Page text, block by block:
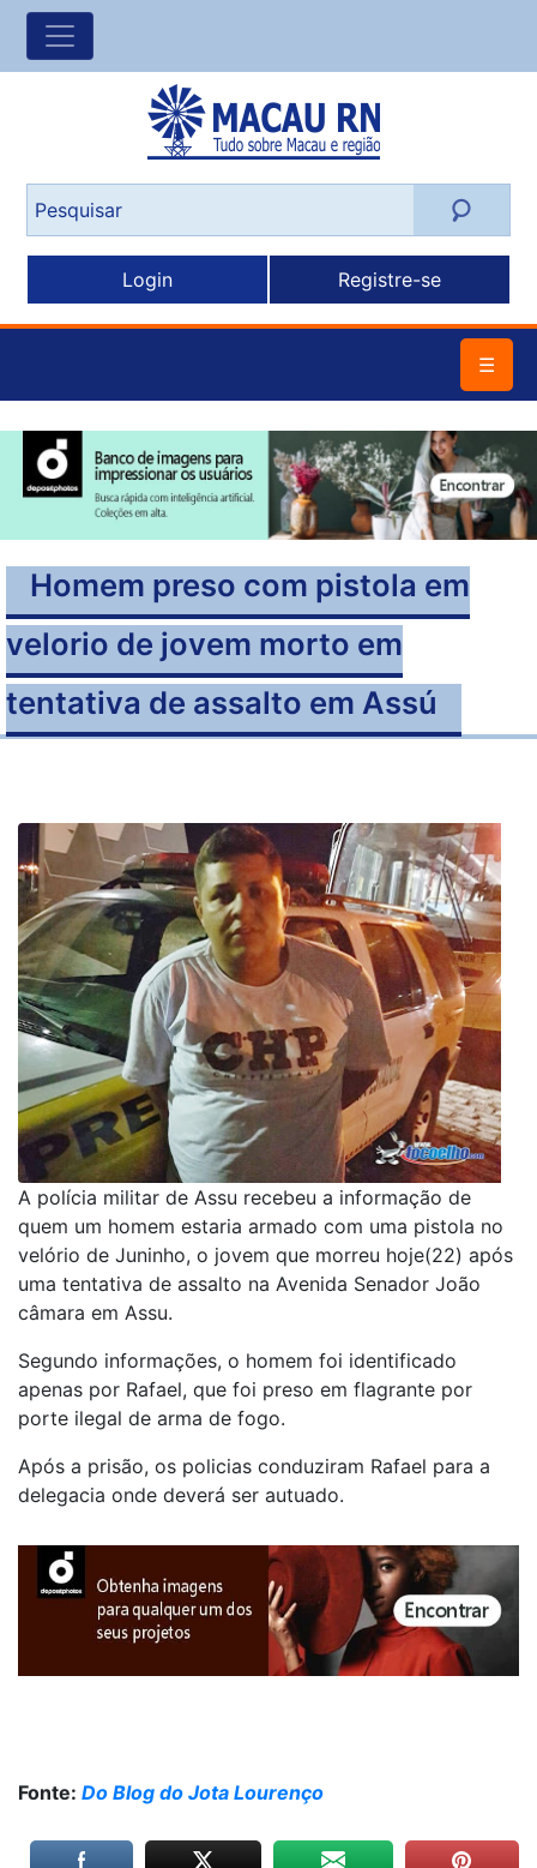
Login Registre-se
☰
Homem preso com pistola em
velorio de jovem morto em
tentativa de assalto em Assú
A polícia militar de Assu recebeu a informação de
quem um homem estaria armado com uma pistola no
velório de Juninho, o jovem que morreu hoje(22) após
uma tentativa de assalto na Avenida Senador João
câmara em Assu.
Segundo informações, o homem foi identificado
apenas por Rafael, que foi preso em flagrante por
porte ilegal de arma de fogo.
Após a prisão, os policias conduziram Rafael para a
delegacia onde deverá ser autuado.
Fonte: Do Blog do Jota Lourenço